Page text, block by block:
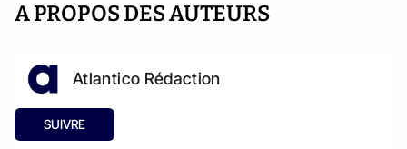
A PROPOS DES AUTEURS
Atlantico Rédaction
SUIVRE